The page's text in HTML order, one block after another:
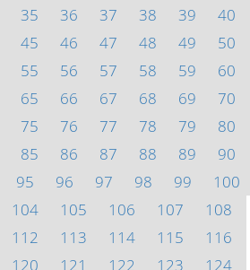
35 36 37 38 39
40
45 46 47 48 49
50
55 56 57 58 59
60
65 66 67 68 69
70
75 76 77 78 79
80
85 86 87 88 89
90
95 96 97 98 99
100
104 105 106 107
108
112 113 114 115
116
120 121 122 123
124